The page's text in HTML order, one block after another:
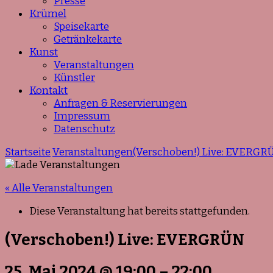
Krümel
Speisekarte
Getränkekarte
Kunst
Veranstaltungen
Künstler
Kontakt
Anfragen & Reservierungen
Impressum
Datenschutz
StartseiteVeranstaltungen(Verschoben!) Live:
« Alle Veranstaltungen
Diese Veranstaltung hat bereits stattgefunden.
(Verschoben!) Live: EVERGRÜN